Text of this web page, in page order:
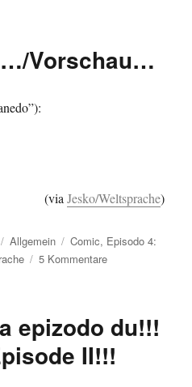
Vorschau…
(via Jesko/Weltsprache)
Kategorien
Allgemein Schlagwörter
Comic, Episodo 4:
5 Kommentarezu
epizodo du!!!
II!!!